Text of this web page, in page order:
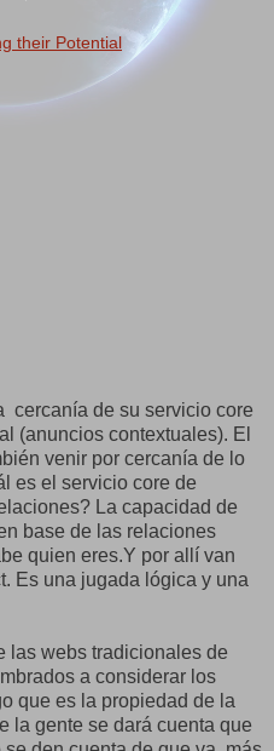
their Potential
cercanía de su servicio core
(anuncios contextuales). El
venir por cercanía de lo
es el servicio core de
La capacidad de
base de las relaciones
quien eres.Y por allí van
Es una jugada lógica y una
las webs tradicionales de
a considerar los
que es la propiedad de la
la gente se dará cuenta que